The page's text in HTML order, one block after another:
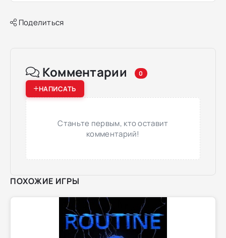
Поделиться
Комментарии 0
НАПИСАТЬ
Станьте первым, кто оставит
комментарий!
ПОХОЖИЕ ИГРЫ